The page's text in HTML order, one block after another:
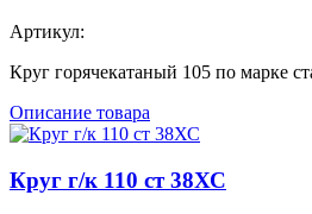
Артикул:
Круг горячекатаный 105 по марке
Описание товара
Круг г/к 110 ст 38ХС